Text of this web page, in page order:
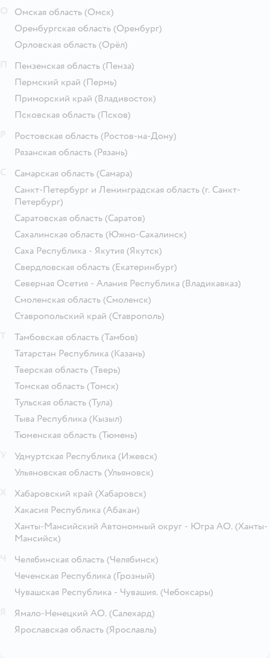
Омская область (Омск)
Оренбургская область (Оренбург)
Орловская область (Орёл)
Пензенская область (Пенза)
Пермский край (Пермь)
Приморский край (Владивосток)
Псковская область (Псков)
Ростовская область (Ростов-на-Дону)
Рязанская область (Рязань)
Самарская область (Самара)
Санкт-Петербург и Ленинградская область (г. Санкт-
Петербург)
Саратовская область (Саратов)
Сахалинская область (Южно-Сахалинск)
Саха Республика - Якутия (Якутск)
Свердловская область (Екатеринбург)
Северная Осетия - Алания Республика (Владикавказ)
Смоленская область (Смоленск)
Ставропольский край (Ставрополь)
Тамбовская область (Тамбов)
Татарстан Республика (Казань)
Тверская область (Тверь)
Томская область (Томск)
Тульская область (Тула)
Тыва Республика (Кызыл)
Тюменская область (Тюмень)
Удмуртская Республика (Ижевск)
Ульяновская область (Ульяновск)
Хабаровский край (Хабаровск)
Хакасия Республика (Абакан)
Ханты-Мансийский Автономный округ - Югра АО. (Ханты-
Мансийск)
Челябинская область (Челябинск)
Чеченская Республика (Грозный)
Чувашская Республика - Чувашия. (Чебоксары)
Ямало-Ненецкий АО. (Салехард)
Ярославская область (Ярославль)